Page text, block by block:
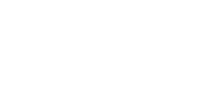
eraikuntzan bertan hasi ohi da,